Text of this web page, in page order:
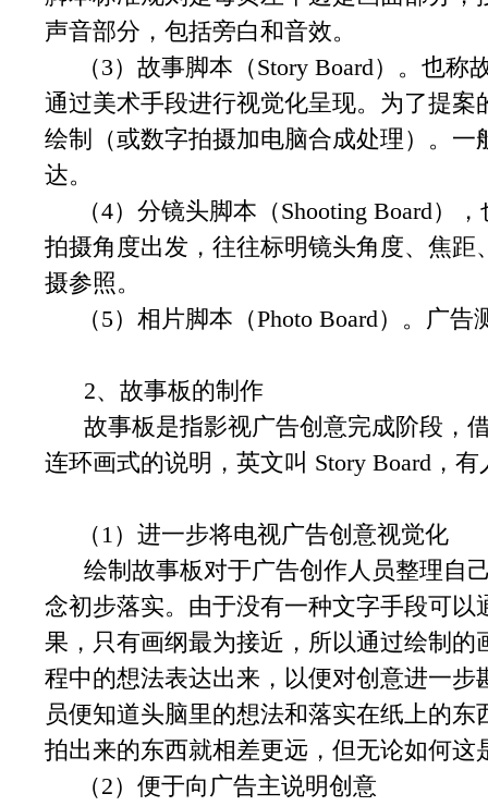
声音部分，包括旁白和音效。
（3）故事脚本（Story Board）。也称
通过美术手段进行视觉化呈现。为了提
绘制（或数字拍摄加电脑合成处理）。
达。
（4）分镜头脚本（Shooting Board）
拍摄角度出发，往往标明镜头角度、焦
摄参照。
（5）相片脚本（Photo Board）。广告
2、故事板的制作
故事板是指影视广告创意完成阶段，
连环画式的说明，英文叫 Story Board，
（1）进一步将电视广告创意视觉化
绘制故事板对于广告创作人员整理自
念初步落实。由于没有一种文字手段可
果，只有画纲最为接近，所以通过绘制
程中的想法表达出来，以便对创意进一
员便知道头脑里的想法和落实在纸上的
拍出来的东西就相差更远，但无论如何这
（2）便于向广告主说明创意